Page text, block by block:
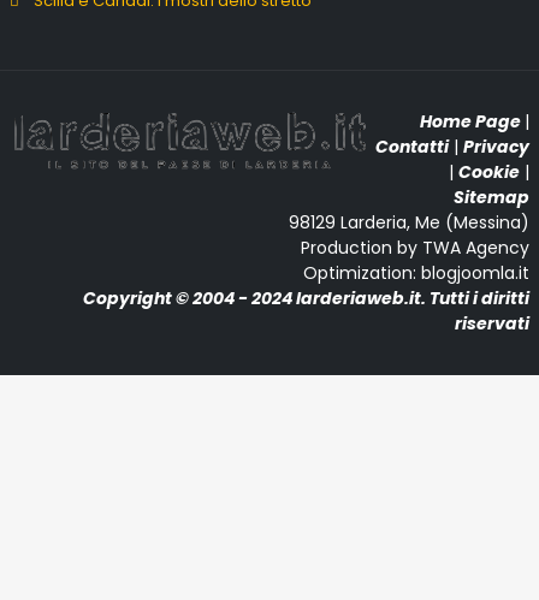
Home Page |
Contatti| Privacy
| Cookie |
Sitemap
98129 Larderia, Me (Messina)
Production by TWA Agency
Optimization: blogjoomla.it
Copyright © 2004 - 2024 larderiaweb.it. Tutti i diritti
riservati